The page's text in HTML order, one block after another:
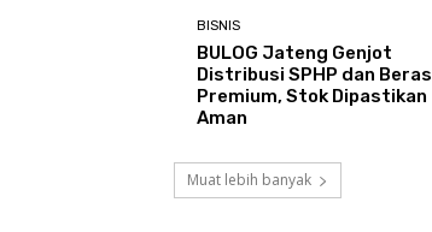
BISNIS
BULOG Jateng Genjot
Distribusi SPHP dan Beras
Premium, Stok Dipastikan
Aman
Muat lebih banyak